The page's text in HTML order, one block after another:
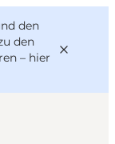
den
den
– hier